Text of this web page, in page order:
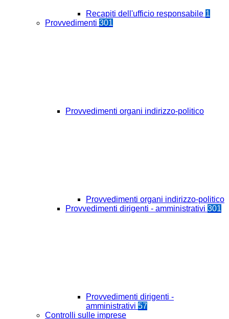
Recapiti dell'ufficio responsabile 1
Provvedimenti 301
Provvedimenti organi indirizzo-politico
Provvedimenti organi indirizzo-politico
Provvedimenti dirigenti - amministrativi 301
Provvedimenti dirigenti -
amministrativi 57
Controlli sulle imprese